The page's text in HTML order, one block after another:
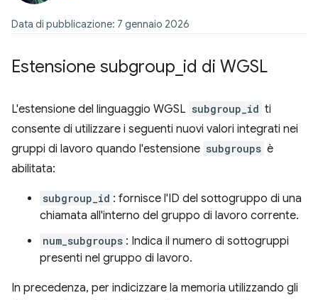
Data di pubblicazione: 7 gennaio 2026
Estensione subgroup id di WGSL
L'estensione del linguaggio WGSL subgroup_id ti
consente di utilizzare i seguenti nuovi valori integrati nei
gruppi di lavoro quando l'estensione subgroups è
abilitata:
subgroup_id : fornisce l'ID del sottogruppo di una
chiamata all'interno del gruppo di lavoro corrente.
num_subgroups : Indica il numero di sottogruppi
presenti nel gruppo di lavoro.
In precedenza, per indicizzare la memoria utilizzando gli